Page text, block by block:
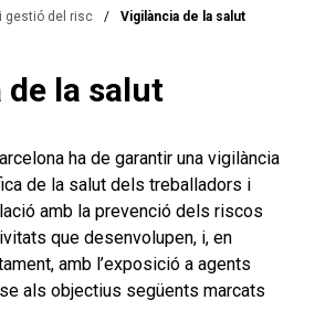
gestió del risc / Vigilància de la salut
la salut
ha de garantir una vigilància
de la salut dels treballadors i
amb la prevenció dels riscos
que desenvolupen, i, en
amb l’exposició a agents
als objectius següents marcats